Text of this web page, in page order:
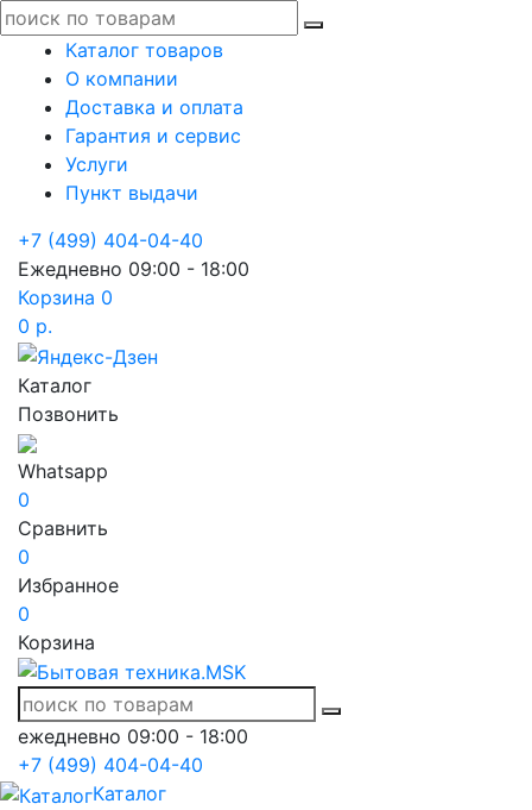
Каталог товаров
О компании
Доставка и оплата
Гарантия и сервис
Услуги
Пункт выдачи
+7 (499) 404-04-40
Ежедневно 09:00 - 18:00
Корзина 0
0 р.
Каталог
Позвонить
Whatsapp
0
Сравнить
0
Избранное
0
Корзина
ежедневно 09:00 - 18:00
+7 (499) 404-04-40
Каталог